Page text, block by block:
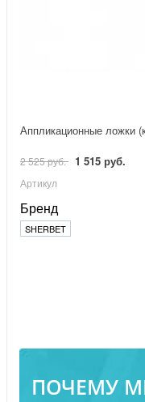
ПОЧЕМУ
Аппликационные ложки
2 525 руб. 1 515 руб.
Артикул
Бренд
SHERBET